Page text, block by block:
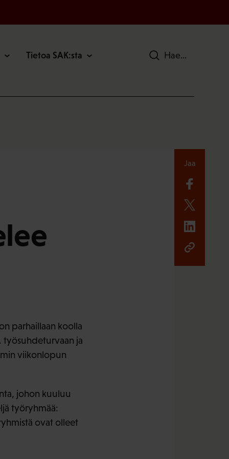
Tietoa SAK:sta Hae
parhaillaan koolla
työsuhdeturvaan ja
viikonlopun
johon kuuluu
työryhmää:
ovat olleet
Jaa